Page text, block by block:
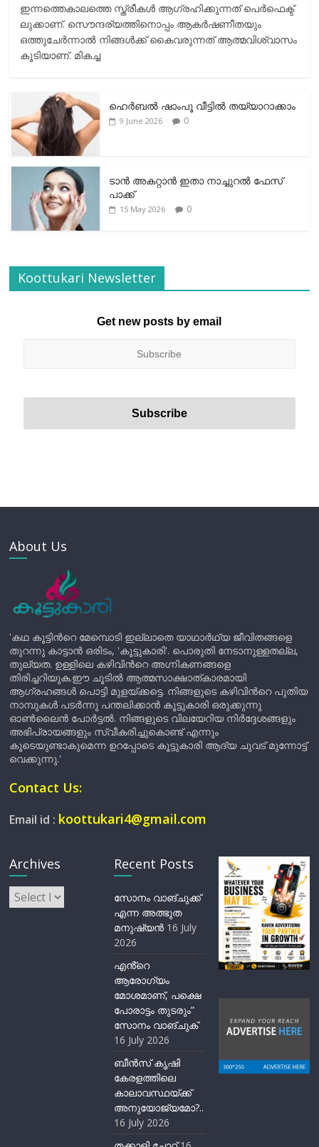
ഇന്നത്തെകാലത്തെ സ്ത്രീകള്‍ ആഗ്രഹിക്കുന്നത് പെര്‍ഫെക്ട്
ലുക്കാണ്. സൌന്ദര്യത്തിനൊപ്പം ആകര്‍ഷണീതയും
ഒത്തുചേര്‍ന്നാല്‍ നിങ്ങള്‍ക്ക് കൈവരുന്നത് ആത്മവിശ്വാസം
കൂടിയാണ്. മികച്ച
ഹെര്‍ബല്‍ ഷാംപൂ വീട്ടില്‍ തയ്യാറാക്കാം
9 June 2026 0
ടാന്‍ അകറ്റാന്‍ ഇതാ നാച്ചുറല്‍ ഫേസ്
പാക്ക്
15 May 2026 0
Koottukari Newsletter
Get new posts by email
About Us
'കഥ കൂട്ടിന്‍റെ മേമ്പൊടി ഇല്ലാതെ യാഥാർഥ്യ ജീവിതങ്ങളെ
തുറന്നു കാട്ടാൻ ഒരിടം, 'കൂട്ടുകാരി'. പൊരുതി നേടാനുള്ളതല്ല,
തുല്യത. ഉള്ളിലെ കഴിവിന്‍റെ അഗ്നികണങ്ങളെ
തിരിച്ചറിയുക.ഈ ചൂടിൽ ആത്മസാക്ഷാത്കാരമായി
ആഗ്രഹങ്ങൾ പൊട്ടി മുളയ്ക്കട്ടെ. നിങ്ങളുടെ കഴിവിന്‍റെ പുതിയ
നാമ്പുകൾ പടർന്നു പന്തലിക്കാൻ കൂട്ടുകാരി ഒരുക്കുന്നു
ഓൺലൈൻ പോർട്ടൽ. നിങ്ങളുടെ വിലയേറിയ നിർദ്ദേശങ്ങളും
അഭിപ്രായങ്ങളും സ്വീകരിച്ചുകൊണ്ട് എന്നും
കൂടെയുണ്ടാകുമെന്ന ഉറപ്പോടെ കൂട്ടുകാരി ആദ്യ ചുവട് മുന്നോട്ട്
വെക്കുന്നു.'
Contact Us:
Email id : koottukari4@gmail.com
Archives
Archives
Recent Posts
സോനം വാങ്ചുക്ക്
എന്ന അത്ഭുത
മനുഷ്യന്‍ 16 July
2026
എൻ്റെ
ആരോഗ്യം
മോശമാണ്, പക്ഷെ
പോരാട്ടം തുടരും”
സോനം വാങ്ചുക്
16 July 2026
ബീന്‍സ് കൃഷി
കേരളത്തിലെ
കാലാവസ്ഥയ്ക്ക്
അനുയോജ്യമോ?..
16 July 2026